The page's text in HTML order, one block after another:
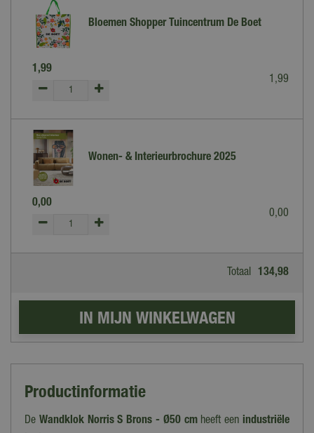
Bloemen Shopper Tuincentrum De Boet
1 ,99
1 ,99
Wonen- & Interieurbrochure 2025
0,00
0,00
Totaal 134,98
Productinformatie
De Wandklok Norris S Brons - Ø50 cmheeft een industriële